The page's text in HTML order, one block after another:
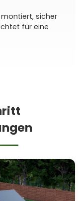
sicher
für eine